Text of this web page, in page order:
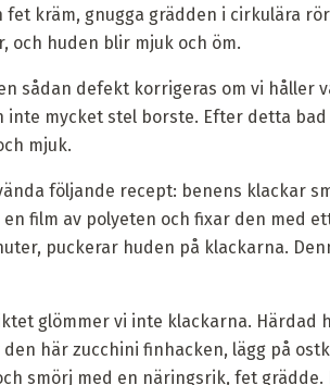
kräm, gnugga grädden i cirkulära
och huden blir mjuk och öm.
sådan defekt korrigeras om vi håller
mycket stel borste. Efter detta
mjuk.
följande recept: benens klackar
film av polyeten och fixar den med
puckerar huden på klackarna.
glömmer vi inte klackarna. Härdad
här zucchini finhacken, lägg på
smörj med en näringsrik, fet grädde.